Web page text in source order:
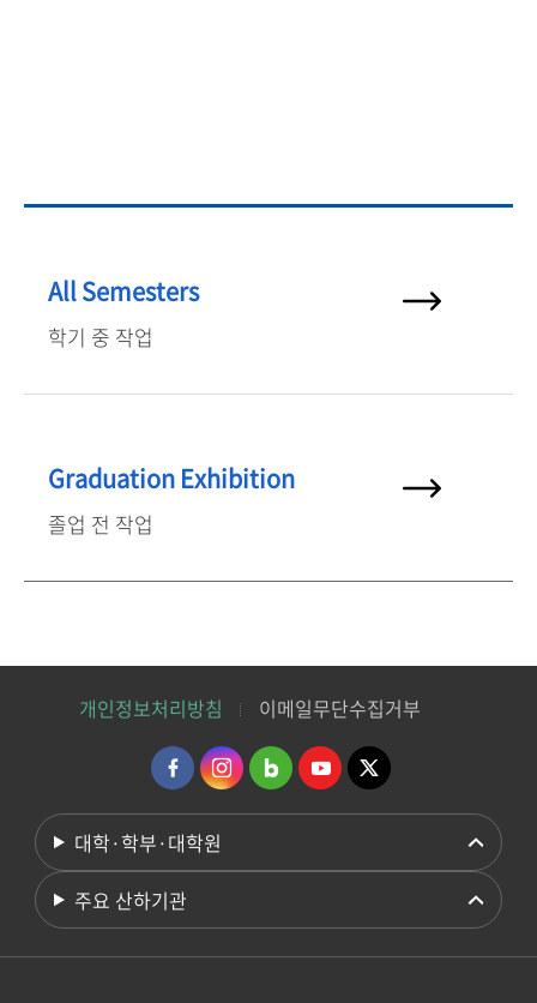
All Semesters
학기 중 작업
Graduation Exhibition
졸업 전 작업
개인정보처리방침 이메일무단수집거부
대학·학부·대학원
주요 산하기관